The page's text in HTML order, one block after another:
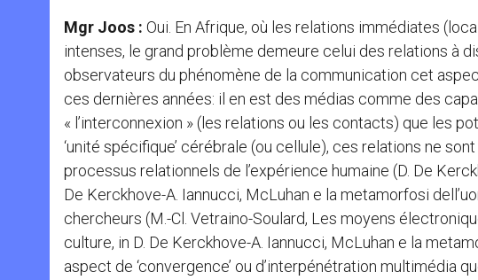
Mgr Joos : Oui. En Afrique, où les relations immédiates
intenses, le grand problème demeure celui des relations à
observateurs du phénomène de la communication cet
ces dernières années: il en est des médias comme des
« l’interconnexion » (les relations ou les contacts) que les
‘unité spécifique’ cérébrale (ou cellule), ces relations ne
processus relationnels de l’expérience humaine (D. De
De Kerckhove-A. Iannucci, McLuhan e la metamorfosi
chercheurs (M.-Cl. Vetraino-Soulard, Les moyens
culture, in D. De Kerckhove-A. Iannucci, McLuhan e la
aspect de ‘convergence’ ou d’interpénétration multimédia